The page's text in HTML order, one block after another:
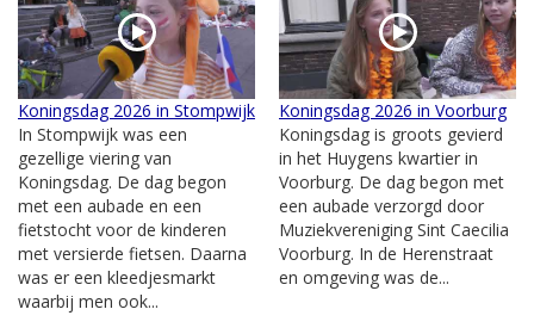
Koningsdag 2026 in Stompwijk
In Stompwijk was een
gezellige viering van
Koningsdag. De dag begon
met een aubade en een
fietstocht voor de kinderen
met versierde fietsen. Daarna
was er een kleedjesmarkt
waarbij men ook...
Koningsdag 2026 in Voorburg
Koningsdag is groots gevierd
in het Huygens kwartier in
Voorburg. De dag begon met
een aubade verzorgd door
Muziekvereniging Sint Caecilia
Voorburg. In de Herenstraat
en omgeving was de...